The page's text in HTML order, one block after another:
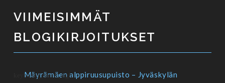
VIIMEISIMMÄT
BLOGIKIRJOITUKSET
Mäyrämäen alppiruusupuisto – Jyväskylän